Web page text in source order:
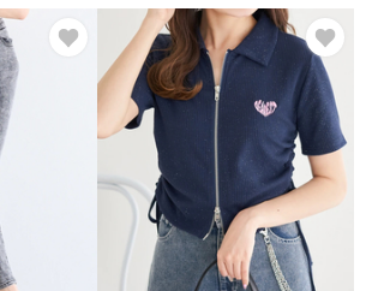
お気に入り